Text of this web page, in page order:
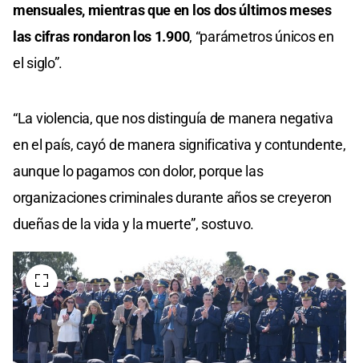
mensuales, mientras que en los dos últimos meses
las cifras rondaron los 1.900, “parámetros únicos en
el siglo”.
“La violencia, que nos distinguía de manera negativa
en el país, cayó de manera significativa y contundente,
aunque lo pagamos con dolor, porque las
organizaciones criminales durante años se creyeron
dueñas de la vida y la muerte”, sostuvo.